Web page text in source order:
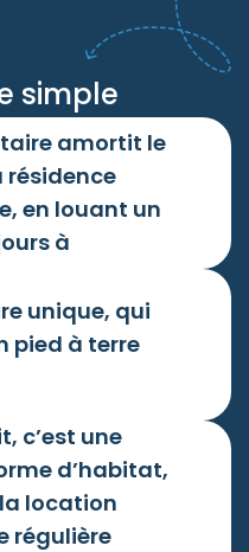
simple
amortit le
résidence
en louant un
à
unique, qui
pied à terre
c’est une
d’habitat,
location
régulière